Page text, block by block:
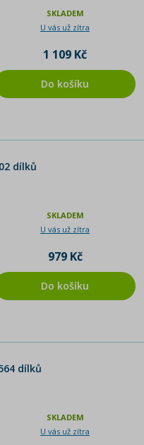
SKLADEM
U vás už zítra
1 109 Kč
Do košíku
dílků
SKLADEM
U vás už zítra
979 Kč
Do košíku
dílků
SKLADEM
U vás už zítra